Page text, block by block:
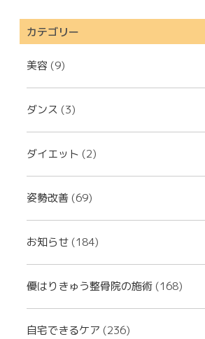
カテゴリー
美容 (9)
ダンス (3)
ダイエット (2)
姿勢改善 (69)
お知らせ (184)
優はりきゅう整骨院の施術 (168)
自宅できるケア (236)